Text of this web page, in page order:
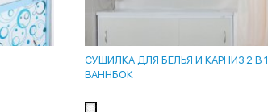
СУШИЛКА ДЛЯ БЕЛЬЯ И КАРНИЗ 2 В 1
ВАННБОК